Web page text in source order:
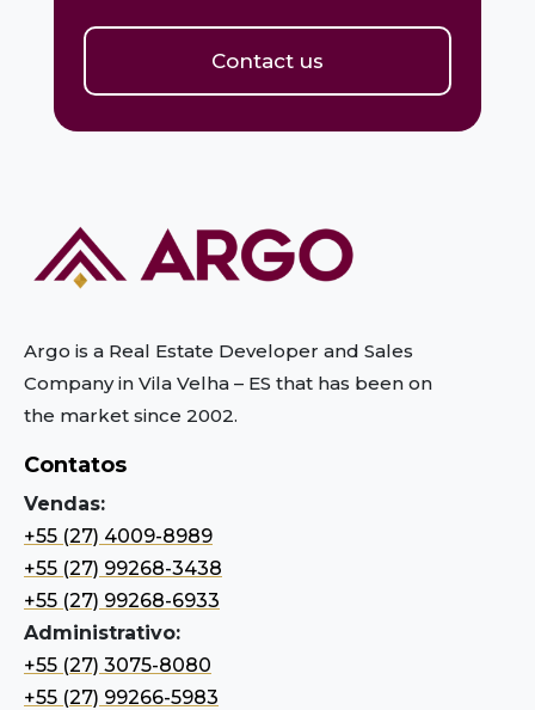
Contact us
Argo is a Real Estate Developer and Sales
Company in Vila Velha – ES that has been on
the market since 2002.
Contatos
Vendas:
+55 (27) 4009-8989
+55 (27) 99268-3438
+55 (27) 99268-6933
Administrativo:
+55 (27) 3075-8080
+55 (27) 99266-5983